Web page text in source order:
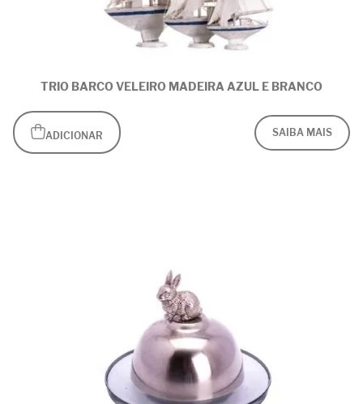
TRIO BARCO VELEIRO MADEIRA AZUL E BRANCO
ADICIONAR SAIBA MAIS